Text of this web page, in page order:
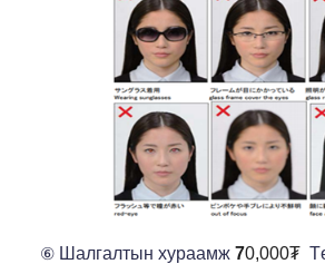
⑥ Шалгалтын хураамж 70,000₮